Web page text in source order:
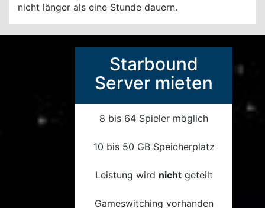
nicht länger als eine Stunde dauern.
Starbound
Server mieten
8 bis 64 Spieler möglich
10 bis 50 GB Speicherplatz
Leistung wird nichtgeteilt
Gameswitching vorhanden